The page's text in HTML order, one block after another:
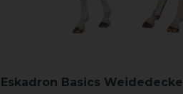
Eskadron Basics Weidedecke